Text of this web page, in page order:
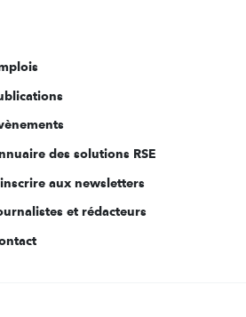
des solutions RSE
aux newsletters
et rédacteurs